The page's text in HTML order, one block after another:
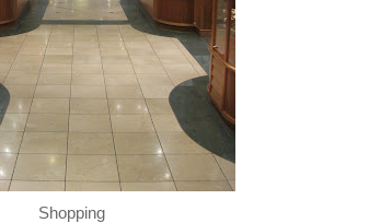
Shopping